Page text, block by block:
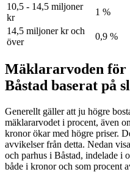
10,5 - 14,5 miljoner
kr
1 %
14,5 miljoner kr och
över
0,9 %
Mäklararvoden för
Båstad baserat på
Generellt gäller att ju högre
mäklararvodet i procent, även
kronor ökar med högre priser.
avvikelser från detta. Nedan
och parhus i Båstad, indelade i
både i kronor och som procent